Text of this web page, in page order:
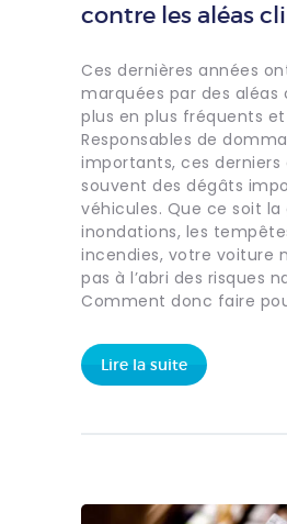
contre les aléas
Ces dernières années
marquées par des aléas
plus en plus fréquents
Responsables de
importants, ces
souvent des dégâts
véhicules. Que ce soit la
inondations, les
incendies, votre voiture
pas à l’abri des risques
Comment donc faire
Lire la suite